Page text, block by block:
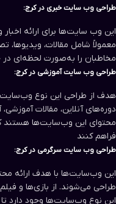
طراحی وب سایت‌ خبری در کرج:
این وب سایت‌ها برای ارائه
معمولاً شامل مقالات،
مخاطبان را به‌صورت لحظه‌ای در
طراحی وب سایت‌ آموزشی در کرج:
هدف از طراحی این نوع
دوره‌های آنلاین، مقالات
محتوای این وب‌سایت‌ها هستند
فراهم کنند
طراحی وب سایت‌ سرگرمی در کرج:
این وب‌سایت‌ها با هدف ارائه
طراحی می‌شوند. از بازی‌ها و
این نوع وب‌سایت‌ها وجود دارد